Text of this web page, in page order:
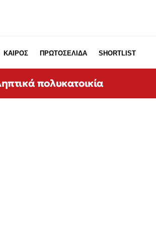
ΚΑΙΡΟΣ ΠΡΩΤΟΣΕΛΙΔΑ SHORTLIST
πολυκατοικία